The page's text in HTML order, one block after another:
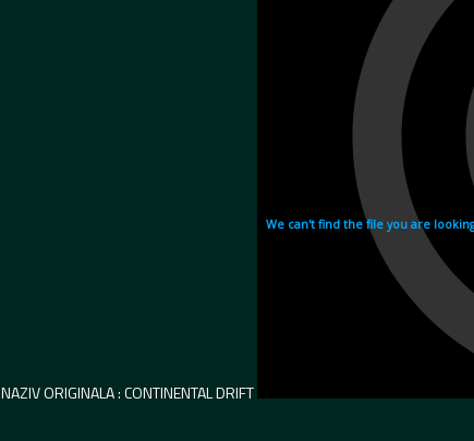
NAZIV ORIGINALA : CONTINENTAL DRIFT